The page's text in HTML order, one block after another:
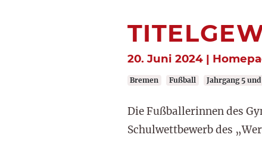
20. Juni 2024 |
Bremen Fußball Jahrgang 5
Die Fußballerinnen des
Schulwettbewerb des